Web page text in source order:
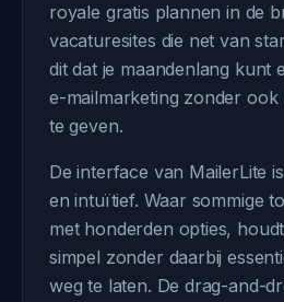
royale gratis plannen in de
vacaturesites die net van
dit dat je maandenlang kunt
e-mailmarketing zonder
te geven.
De interface van MailerLite
en intuïtief. Waar sommige
met honderden opties,
simpel zonder daarbij
weg te laten. De drag-and-